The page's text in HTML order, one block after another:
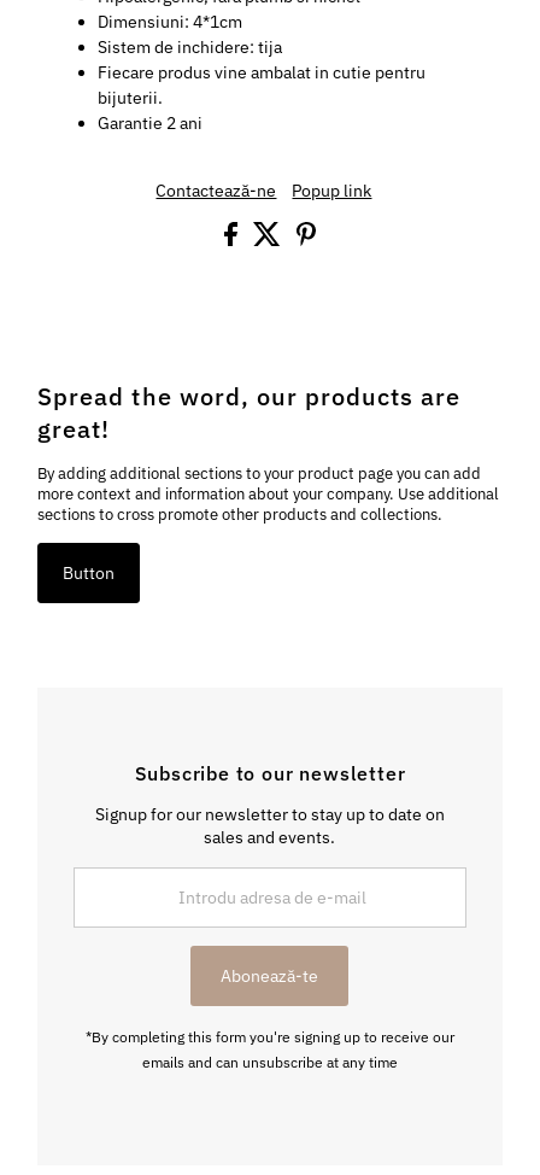
Dimensiuni: 4*1cm
Sistem de inchidere: tija
Fiecare produs vine ambalat in cutie pentru
bijuterii.
Garantie 2 ani
Contactează-ne Popup link
Spread the word, our products are
great!
By adding additional sections to your product page you can add
more context and information about your company. Use additional
sections to cross promote other products and collections.
Button
Subscribe to our newsletter
Signup for our newsletter to stay up to date on
sales and events.
de
Abonează-te
*By completing this form you're signing up to receive our
emails and can unsubscribe at any time